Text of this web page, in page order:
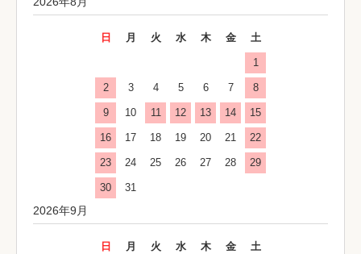
日 月 火 水 木 金 土
1
2 3 4 5 6 7 8
9 10 11 12 13 14 15
16 17 18 19 20 21 22
23 24 25 26 27 28 29
30 31
2026年9月
日 月 火 水 木 金 土